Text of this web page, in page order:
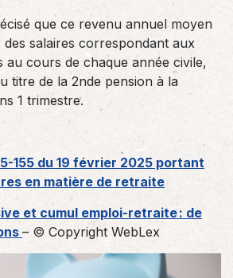
que ce revenu annuel moyen
salaires correspondant aux
au cours de chaque année civile,
titre de la 2nde pension à la
1 trimestre.
155 du 19 février 2025 portant
en matière de retraite
et cumul emploi-retraite : de
– © Copyright WebLex